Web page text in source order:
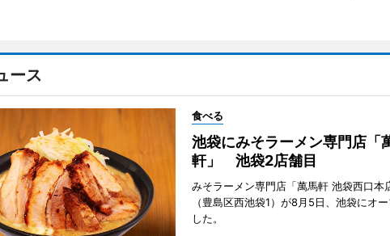
ース
食べる
池袋にみそラーメン専門店「
軒」 池袋2店舗目
みそラーメン専門店「萬馬軒 池袋西口本
（豊島区西池袋1）が8月5日、池袋にオ
した。